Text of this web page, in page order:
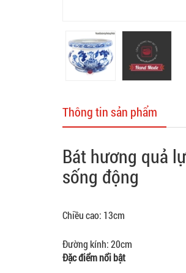
Thông tin sản phẩm
Bát hương quả
sống động
Chiều cao: 13cm
Đường kính: 20cm
Đặc điểm nổi bật